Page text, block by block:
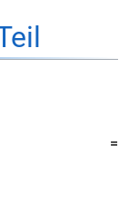
19 =